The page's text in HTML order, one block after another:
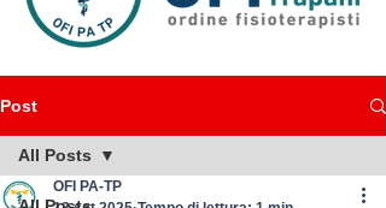
Post
All Posts
OFI PA-TP